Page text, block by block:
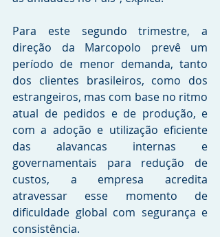
Para este segundo trimestre, a
direção da Marcopolo prevê um
período de menor demanda, tanto
dos clientes brasileiros, como dos
estrangeiros, mas com base no ritmo
atual de pedidos e de produção, e
com a adoção e utilização eficiente
das alavancas internas e
governamentais para redução de
custos, a empresa acredita
atravessar esse momento de
dificuldade global com segurança e
consistência.